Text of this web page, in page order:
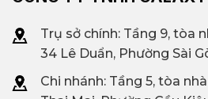
Trụ sở chính: Tầng 9, tòa
34 Lê Duẩn, Phường Sài
Chi nhánh: Tầng 5, tòa